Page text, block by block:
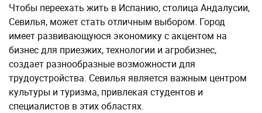
Чтобы переехать жить в Испанию, столица Андалусии,
Севилья, может стать отличным выбором. Город
имеет развивающуюся экономику с акцентом на
бизнес для приезжих, технологии и агробизнес,
создает разнообразные возможности для
трудоустройства. Севилья является важным центром
культуры и туризма, привлекая студентов и
специалистов в этих областях.